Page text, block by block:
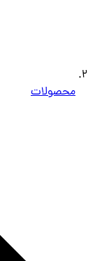
محصولات